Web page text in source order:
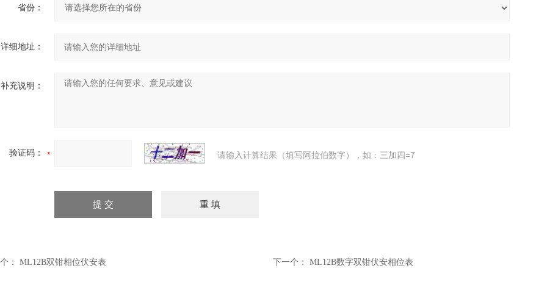
省份：
详细地址：
补充说明：
验证码： 请输入计算结果（填写阿拉伯数字），如：三加四=7
： ML12B双钳相位伏安表 下一个： ML12B数字双钳伏安相位表